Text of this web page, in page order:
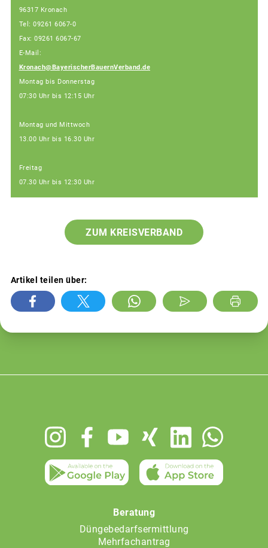
96317 Kronach
Tel: 09261 6067-0
Fax: 09261 6067-67
E-Mail:
Kronach@BayerischerBauernVerband.de
Montag bis Donnerstag
07:30 Uhr bis 12:15 Uhr
Montag und Mittwoch
13.00 Uhr bis 16.30 Uhr
Freitag
07.30 Uhr bis 12:30 Uhr
ZUM KREISVERBAND
Artikel teilen über:
Beratung
Düngebedarfsermittlung
Mehrfachantrag